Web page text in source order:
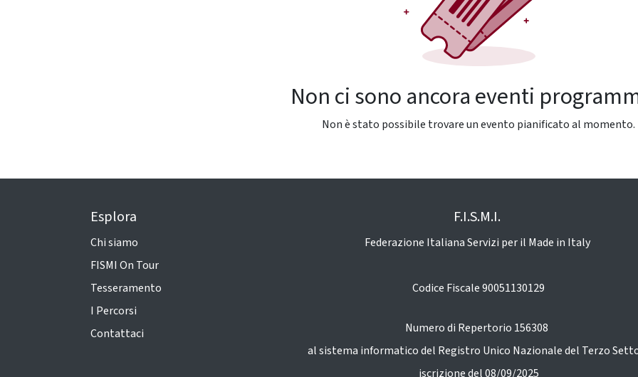
Non ci sono ancora eventi
Non è stato possibile trovare un evento pianificato al momento.
F.I.S.M.I.
Federazione Italiana Servizi per il Made in Italy
Codice Fiscale 90051130129
Numero di Repertorio 156308
al sistema informatico del Registro Unico Nazionale del Terzo
iscrizione del 08/09/2025
Esplora
Chi siamo
FISMI On Tour
Tesseramento
I Percorsi
Contattaci